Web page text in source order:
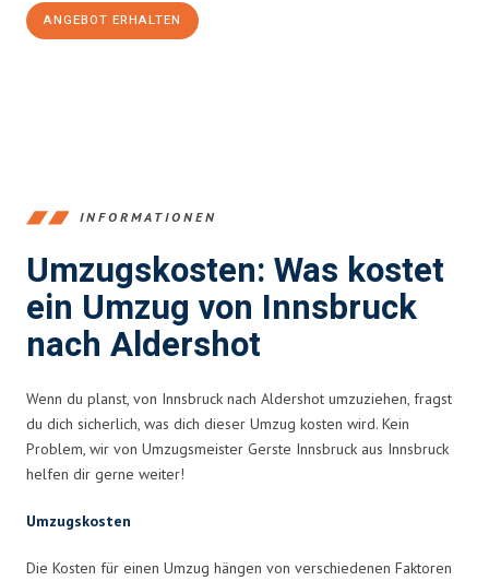
ANGEBOT ERHALTEN
INFORMATIONEN
Umzugskosten: Was kostet
ein Umzug von Innsbruck
nach Aldershot
Wenn du planst, von Innsbruck nach Aldershot umzuziehen, fragst
du dich sicherlich, was dich dieser Umzug kosten wird. Kein
Problem, wir von Umzugsmeister Gerste Innsbruck aus Innsbruck
helfen dir gerne weiter!
Umzugskosten
Die Kosten für einen Umzug hängen von verschiedenen Faktoren